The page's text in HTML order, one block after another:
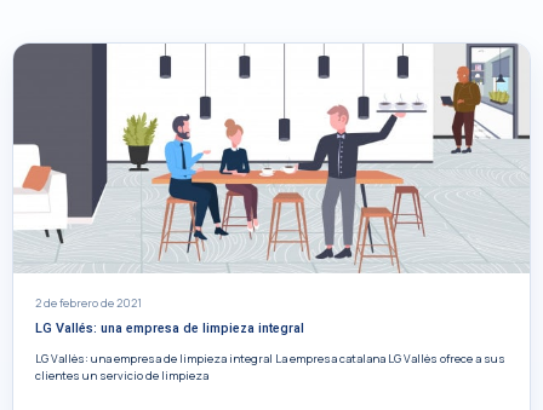
2 de febrero de 2021
LG Vallés: una empresa de limpieza integral
LG Vallès: una empresa de limpieza integral La empresa catalana LG Vallès ofrece a sus
clientes un servicio de limpieza